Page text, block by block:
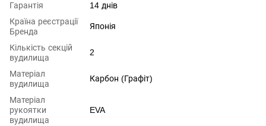
Гарантія
14 днів
Країна реєстрації
Бренда
Японія
Кількість секцій
вудилища
2
Матеріал
вудилища
Карбон (Графіт)
Матеріал
рукоятки
вудилища
EVA